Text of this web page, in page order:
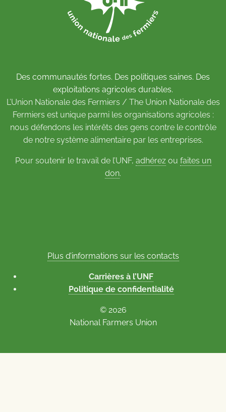
Des communautés fortes. Des politiques saines. Des
exploitations agricoles durables.
L’Union Nationale des Fermiers / The Union Nationale des
Fermiers est unique parmi les organisations agricoles :
nous défendons les intérêts des gens contre le contrôle
de notre système alimentaire par les entreprises.
Pour soutenir le travail de l’UNF, adhérezou faites un
don.
Plus d’informations sur les contacts
Carrières à l’UNF
Politique de confidentialité
© 2026
National Farmers Union